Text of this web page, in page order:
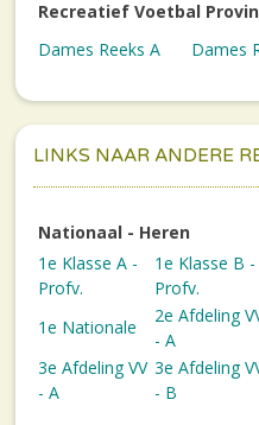
Recreatief Voetbal
Dames Reeks A
Dames
LINKS NAAR ANDERE
Nationaal - Heren
1e Klasse A -
Profv.
1e Klasse B -
Profv.
1e Nationale
2e Afdeling
- A
3e Afdeling VV
- A
3e Afdeling
- B